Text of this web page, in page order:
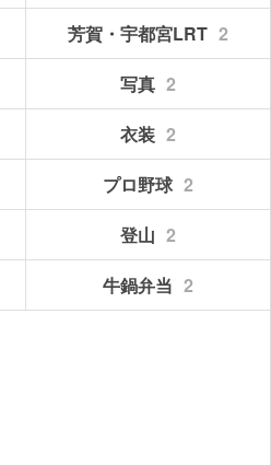
芳賀・宇都宮LRT 2
写真 2
衣装 2
プロ野球 2
登山 2
牛鍋弁当 2